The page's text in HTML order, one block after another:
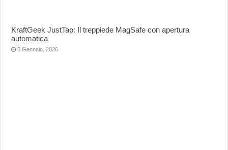
KraftGeek JustTap: Il treppiede MagSafe con apertura
automatica
5 Gennaio, 2026